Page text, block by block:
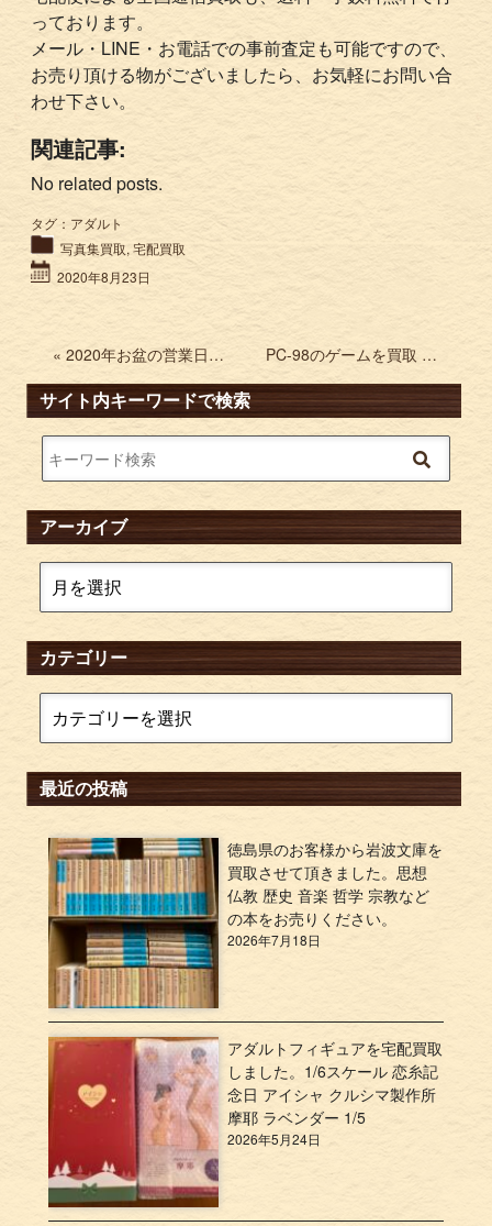
っております。
メール・LINE・お電話での事前査定も可能ですので、
お売り頂ける物がございましたら、お気軽にお問い合
わせ下さい。
関連記事:
No related posts.
タグ： アダルト
写真集買取,宅配買取
2020年8月23日
« 2020年お盆の営業日について PC-98のゲームを買取 この世の果てで恋を唄う少女YUNO 偽典女神転生 »
サイト内キーワードで検索
アーカイブ
カテゴリー
最近の投稿
徳島県のお客様から岩波文庫を
買取させて頂きました。思想
仏教 歴史 音楽 哲学 宗教など
の本をお売りください。
2026年7月18日
アダルトフィギュアを宅配買取
しました。1/6スケール 恋糸記
念日 アイシャ クルシマ製作所
摩耶 ラベンダー 1/5
2026年5月24日